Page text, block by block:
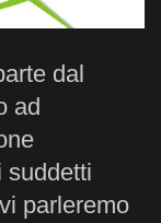
dal
ad
suddetti
parleremo